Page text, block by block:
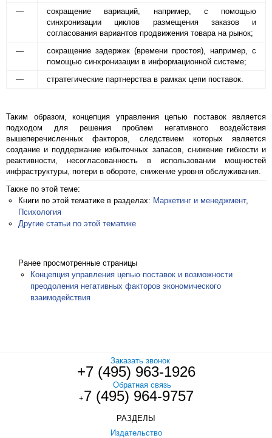
—
сокращение вариаций, например, с помощью
синхронизации циклов размещения заказов и
согласования вариантов продвижения товара на рынок;
—
сокращение задержек (времени простоя), например, с
помощью синхронизации в информационной системе;
—
стратегические партнерства в рамках цепи поставок.
Таким образом, концепция управления цепью поставок является
подходом для решения проблем негативного воздействия
вышеперечисленных факторов, следствием которых является
создание и поддержание избыточных запасов, снижение гибкости и
реактивности, несогласованность в использовании мощностей
инфраструктуры, потери в обороте, снижение уровня обслуживания.
Также по этой теме:
Книги по этой тематике в разделах: Маркетинг и менеджмент,
Психология
Другие статьи по этой тематике
Ранее просмотренные страницы
Концепция управления цепью поставок и возможности
преодоления негативных факторов экономического
взаимодействия
Заказать звонок
+7 (495) 963-1926
Обратная связь
+7 (495) 964-9757
РАЗДЕЛЫ
Издательство